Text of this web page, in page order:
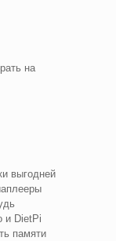
на
выгодней
и DietPi
памяти